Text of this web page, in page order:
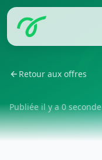
Retour aux offres
Publiée il y a 0 seconde